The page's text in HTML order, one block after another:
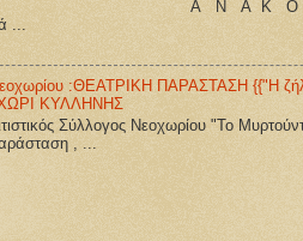
Ο Ι Ν Ω
...
Νεοχωρίου :ΘΕΑΤΡΙΚΗ ΠΑΡΑΣΤΑΣΗ {{"Η
ΚΥΛΛΗΝΗΣ
Σύλλογος Νεοχωρίου "Το
, ...